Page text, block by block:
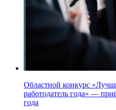
Областной конкурс
работодатель года» —
года